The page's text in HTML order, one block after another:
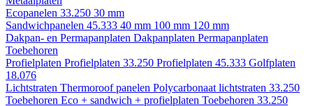
Ecopanelen 33.250 30 mm
Sandwichpanelen 45.333 40 mm 100 mm 120 mm
Dakpan- en Permapanplaten Dakpanplaten Permapanplaten
Toebehoren
Profielplaten Profielplaten 33.250 Profielplaten 45.333 Golfplaten
18.076
Lichtstraten Thermoroof panelen Polycarbonaat lichtstraten 33.250
Toebehoren Eco + sandwich + profielplaten Toebehoren 33.250